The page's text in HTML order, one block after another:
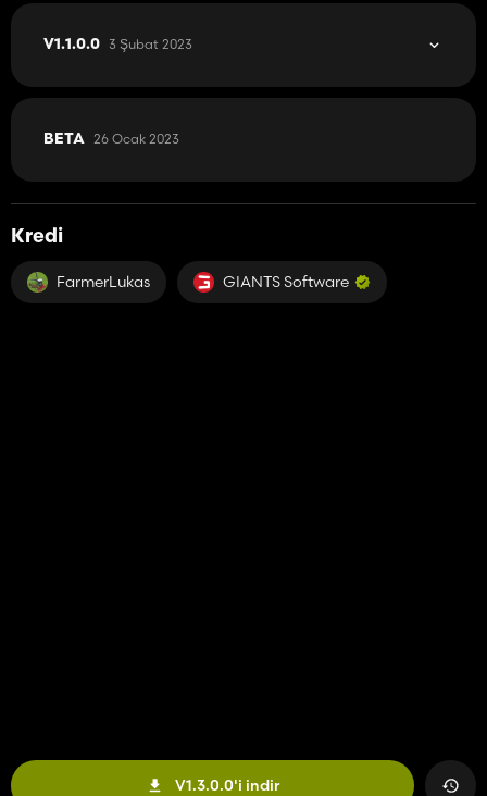
V1.1.0.0 3 Şubat 2023
BETA 26 Ocak 2023
Kredi
FarmerLukas GIANTS Software
V1.3.0.0'i indir